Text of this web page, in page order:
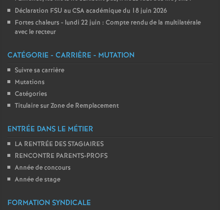
Déclaration FSU au CSA académique du 18 juin 2026
Fortes chaleurs - lundi 22 juin : Compte rendu de la multilatérale
avec le recteur
CATÉGORIE - CARRIÈRE - MUTATION
Suivre sa carrière
Mutations
Catégories
Titulaire sur Zone de Remplacement
ENTRÉE DANS LE MÉTIER
LA RENTRÉE DES STAGIAIRES
RENCONTRE PARENTS-PROFS
Année de concours
Année de stage
FORMATION SYNDICALE